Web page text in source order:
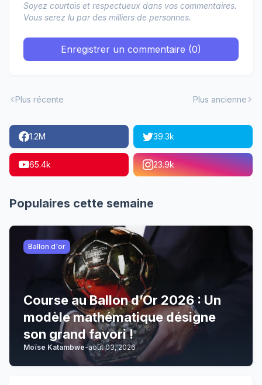
Soyez courtois et respectueux dans vos commentaires.
Vous serez lu par des milliers de personnes.
Enregistrer un commentaire (0)
Plus récente Plus ancienne
1.2M 39.3k
65.4k 23.9k
Populaires cette semaine
Ballon d'or
Course au Ballon d’Or 2026 : Un
modèle mathématique désigne
son grand favori !
Moïse Katambwe-août 03, 2026